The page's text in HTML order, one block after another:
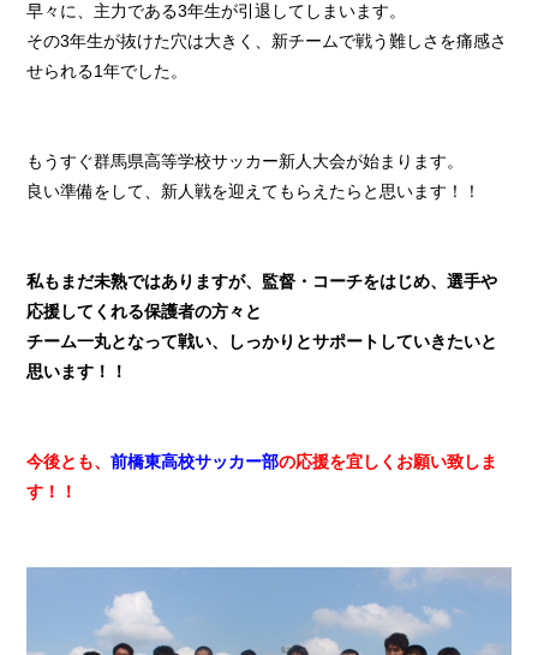
早々に、主力である3年生が引退してしまいます。
その3年生が抜けた穴は大きく、新チームで戦う難しさを痛感さ
せられる1年でした。
もうすぐ群馬県高等学校サッカー新人大会が始まります。
良い準備をして、新人戦を迎えてもらえたらと思います！！
私もまだ未熟ではありますが、監督・コーチをはじめ、選手や
応援してくれる保護者の方々と
チーム一丸となって戦い、しっかりとサポートしていきたいと
思います！！
今後とも、前橋東高校サッカー部の応援を宜しくお願い致しま
す！！